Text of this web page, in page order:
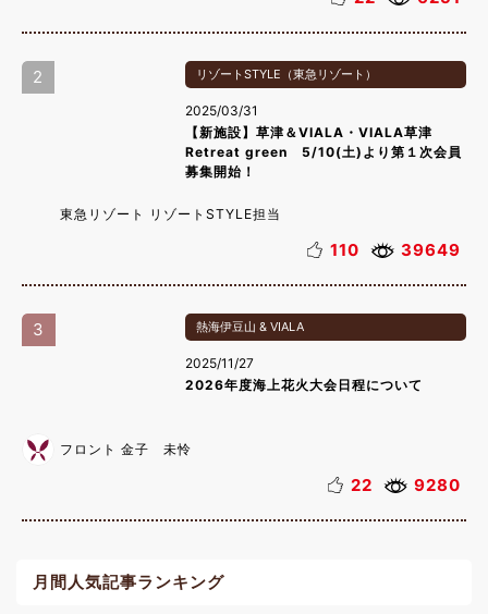
2 リゾートSTYLE（東急リゾート）
2025/03/31
【新施設】草津＆VIALA・VIALA草津
Retreat green 5/10(土)より第１次会員
募集開始！
東急リゾート リゾートSTYLE担当
110 39649
3 熱海伊豆山 & VIALA
2025/11/27
2026年度海上花火大会日程について
フロント 金子 未怜
22 9280
月間人気記事ランキング